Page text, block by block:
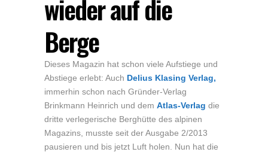
wieder auf die
Berge
Dieses Magazin hat schon viele Aufstiege und
Abstiege erlebt: Auch Delius Klasing Verlag,
immerhin schon nach Gründer-Verlag
Brinkmann Heinrich und dem Atlas-Verlag die
dritte verlegerische Berghütte des alpinen
Magazins, musste seit der Ausgabe 2/2013
pausieren und bis jetzt Luft holen. Nun hat die